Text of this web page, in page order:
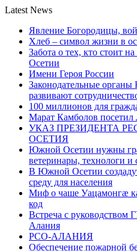
Latest News
Явление Богородицы,
Хлеб – символ жизни в
Забота о тех, кто стоит
Осетии
Имени Героя России
Законодательные
развивают
100 миллионов для
Марат Камболов
УКАЗ ПРЕЗИДЕНТА
ОСЕТИЯ
Южной Осетии нужны
ветеринары, технологи и
В Южной Осетии
среду для населения
Миф о чаше Уацамонгæ
код
Встреча с
Алания
РСО-АЛАНИЯ
Обеспечение пожарной